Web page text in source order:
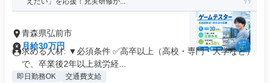
青森県弘前市
月給30万円
求める人材: ▼必須条件 ✅高卒以上（高校・専門・大学など）
で、卒業後2年以上就労経...
即日勤務OK 交通費支給